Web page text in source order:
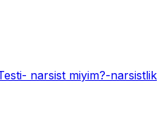
narsist miyim?-narsistlik